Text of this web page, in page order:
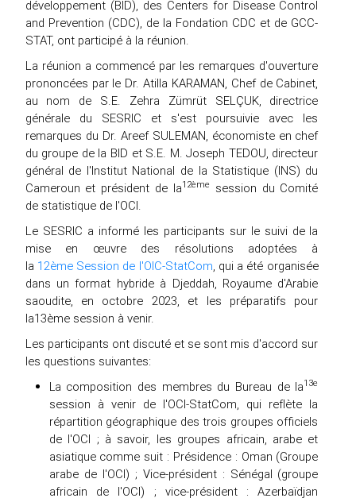
développement (BID), des Centers for Disease Control
and Prevention (CDC), de la Fondation CDC et de GCC-
STAT, ont participé à la réunion.
La réunion a commencé par les remarques d'ouverture
prononcées par le Dr. Atilla KARAMAN, Chef de Cabinet,
au nom de S.E. Zehra Zümrüt SELÇUK, directrice
générale du SESRIC et s'est poursuivie avec les
remarques du Dr. Areef SULEMAN, économiste en chef
du groupe de la BID et S.E. M. Joseph TEDOU, directeur
général de l'Institut National de la Statistique (INS) du
Cameroun et président de la12ème
session du Comité
de statistique de l'OCI.
Le SESRIC a informé les participants sur le suivi de la
mise en œuvre des résolutions adoptées à
la 12ème Session de l'OIC-StatCom , qui a été organisée
dans un format hybride à Djeddah, Royaume d'Arabie
saoudite, en octobre 2023, et les préparatifs pour
la13ème session à venir.
Les participants ont discuté et se sont mis d'accord sur
les questions suivantes:
La composition des membres du Bureau de la13e
session à venir de l'OCI-StatCom, qui reflète la
répartition géographique des trois groupes officiels
de l'OCI ; à savoir, les groupes africain, arabe et
asiatique comme suit : Présidence : Oman (Groupe
arabe de l'OCI) ; Vice-président : Sénégal (groupe
africain de l'OCI) ; vice-président : Azerbaïdjan